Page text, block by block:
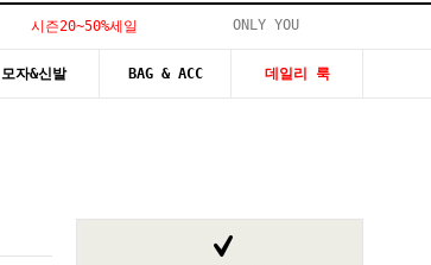
시즌20~50%세일 ONLY YOU
모자&신발 BAG & ACC 데일리 룩